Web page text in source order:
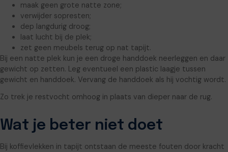
maak geen grote natte zone;
verwijder sopresten;
dep langdurig droog;
laat lucht bij de plek;
zet geen meubels terug op nat tapijt.
Bij een natte plek kun je een droge handdoek neerleggen en daar
gewicht op zetten. Leg eventueel een plastic laagje tussen
gewicht en handdoek. Vervang de handdoek als hij vochtig wordt.
Zo trek je restvocht omhoog in plaats van dieper naar de rug.
Wat je beter niet doet
Bij koffievlekken in tapijt ontstaan de meeste fouten door kracht